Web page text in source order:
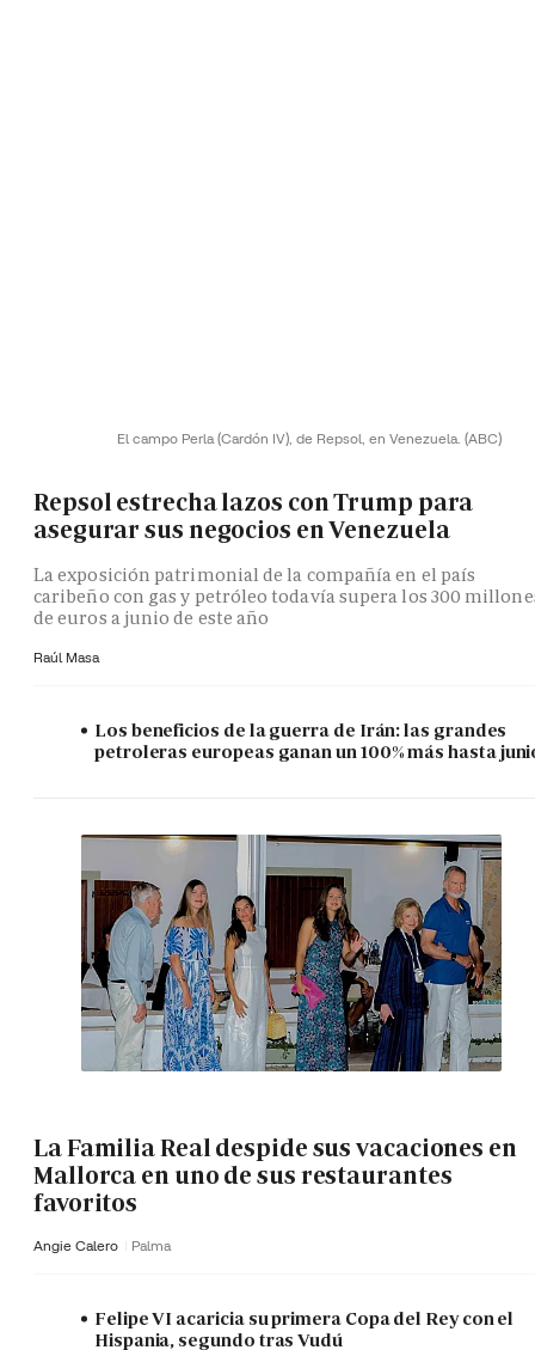
El campo Perla (Cardón IV), de Repsol, en Venezuela. (ABC)
Repsol estrecha lazos con Trump para
asegurar sus negocios en Venezuela
La exposición patrimonial de la compañía en el país
caribeño con gas y petróleo todavía supera los 300
de euros a junio de este año
Raúl Masa
Los beneficios de la guerra de Irán: las grandes
petroleras europeas ganan un 100% más hasta
La Familia Real despide sus vacaciones en
Mallorca en uno de sus restaurantes
favoritos
Angie Calero Palma
Felipe VI acaricia su primera Copa del Rey con el
Hispania, segundo tras Vudú